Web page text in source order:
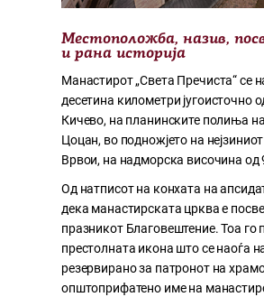
Местоположба, назив,
и рана историја
Манастирот „Света Пречиста“ се
десетина километри југоисточно
Кичево, на планинските полиња
Цоцан, во подножјето на
Врвои, на надморска височина од
Од натписот на конхата на
дека манастирската црква е
празникот Благовештение. Тоа го
престолната икона што се наоѓа
резервирано за патронот на
општоприфатено име на